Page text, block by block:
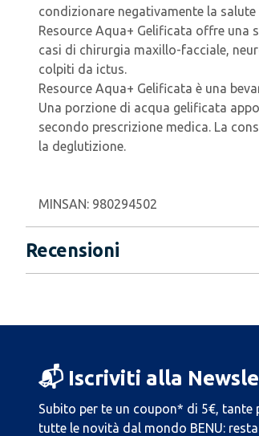
condizionare negativamente la
Resource Aqua+ Gelificata offre una
casi di chirurgia maxillo-facciale,
colpiti da ictus.
Resource Aqua+ Gelificata è una
Una porzione di acqua gelificata
secondo prescrizione medica. La
la deglutizione.
MINSAN: 980294502
Recensioni
📬 Iscriviti alla
Subito per te un coupon* di 5€, tante
tutte le novità dal mondo BENU: